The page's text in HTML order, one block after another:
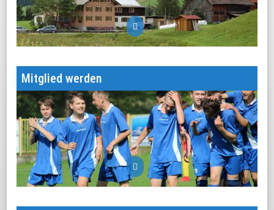
mehr
Mitglied werden